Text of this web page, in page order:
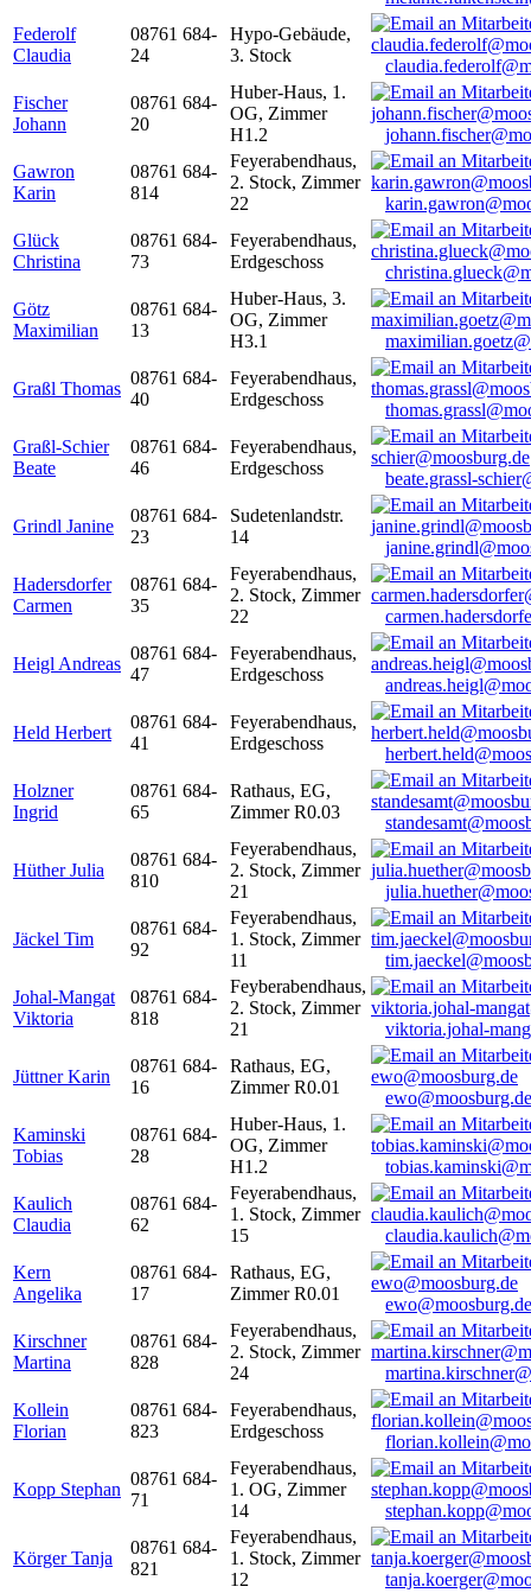
Federolf
Claudia
08761 684-
24
Hypo-Gebäude,
3. Stock
Fischer
Johann
08761 684-
20
Huber-Haus, 1.
OG, Zimmer
H1.2
Gawron
Karin
08761 684-
814
Feyerabendhaus,
2. Stock, Zimmer
22
Glück
Christina
08761 684-
73
Feyerabendhaus,
Erdgeschoss
Götz
Maximilian
08761 684-
13
Huber-Haus, 3.
OG, Zimmer
H3.1
Graßl Thomas
08761 684-
40
Feyerabendhaus,
Erdgeschoss
Graßl-Schier
Beate
08761 684-
46
Feyerabendhaus,
Erdgeschoss
beate.grassl-
Grindl Janine
08761 684-
23
Sudetenlandstr.
14
Hadersdorfer
Carmen
08761 684-
35
Feyerabendhaus,
2. Stock, Zimmer
22
Heigl Andreas
08761 684-
47
Feyerabendhaus,
Erdgeschoss
Held Herbert
08761 684-
41
Feyerabendhaus,
Erdgeschoss
Holzner
Ingrid
08761 684-
65
Rathaus, EG,
Zimmer R0.03
Hüther Julia
08761 684-
810
Feyerabendhaus,
2. Stock, Zimmer
21
Jäckel Tim
08761 684-
92
Feyerabendhaus,
1. Stock, Zimmer
11
Johal-Mangat
Viktoria
08761 684-
818
Feyberabendhaus,
2. Stock, Zimmer
21
viktoria.johal-
Jüttner Karin
08761 684-
16
Rathaus, EG,
Zimmer R0.01
ewo@moosburg.de
Kaminski
Tobias
08761 684-
28
Huber-Haus, 1.
OG, Zimmer
H1.2
Kaulich
Claudia
08761 684-
62
Feyerabendhaus,
1. Stock, Zimmer
15
Kern
Angelika
08761 684-
17
Rathaus, EG,
Zimmer R0.01
ewo@moosburg.de
Kirschner
Martina
08761 684-
828
Feyerabendhaus,
2. Stock, Zimmer
24
Kollein
Florian
08761 684-
823
Feyerabendhaus,
Erdgeschoss
Kopp Stephan
08761 684-
71
Feyerabendhaus,
1. OG, Zimmer
14
Körger Tanja
08761 684-
821
Feyerabendhaus,
1. Stock, Zimmer
12